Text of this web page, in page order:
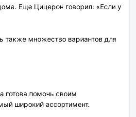
Еще Цицерон говорил: «Если у
также множество вариантов для
готова помочь своим
широкий ассортимент.